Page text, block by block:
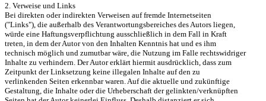
2. Verweise und Links
Bei direkten oder indirekten Verweisen auf fremde Internetseiten
("Links"), die außerhalb des Verantwortungsbereiches des Autors liegen,
würde eine Haftungsverpflichtung ausschließlich in dem Fall in Kraft
treten, in dem der Autor von den Inhalten Kenntnis hat und es ihm
technisch möglich und zumutbar wäre, die Nutzung im Falle rechtswidriger
Inhalte zu verhindern. Der Autor erklärt hiermit ausdrücklich, dass zum
Zeitpunkt der Linksetzung keine illegalen Inhalte auf den zu
verlinkenden Seiten erkennbar waren. Auf die aktuelle und zukünftige
Gestaltung, die Inhalte oder die Urheberschaft der gelinkten/verknüpften